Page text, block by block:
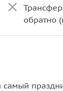
обратно